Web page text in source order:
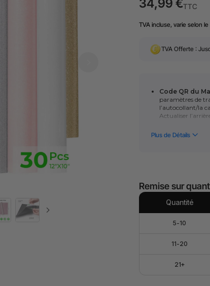
34,99 €TTC
TVA incluse, varie selon le
TVA Offerte :
Code QR du
paramètres de
l’autocollant/la
Actualiser
la
Sans PVC et
thermique est
dégager des
créative plus
Modèles
Applications
Remise sur
Quantité
5-10
11-20
21+